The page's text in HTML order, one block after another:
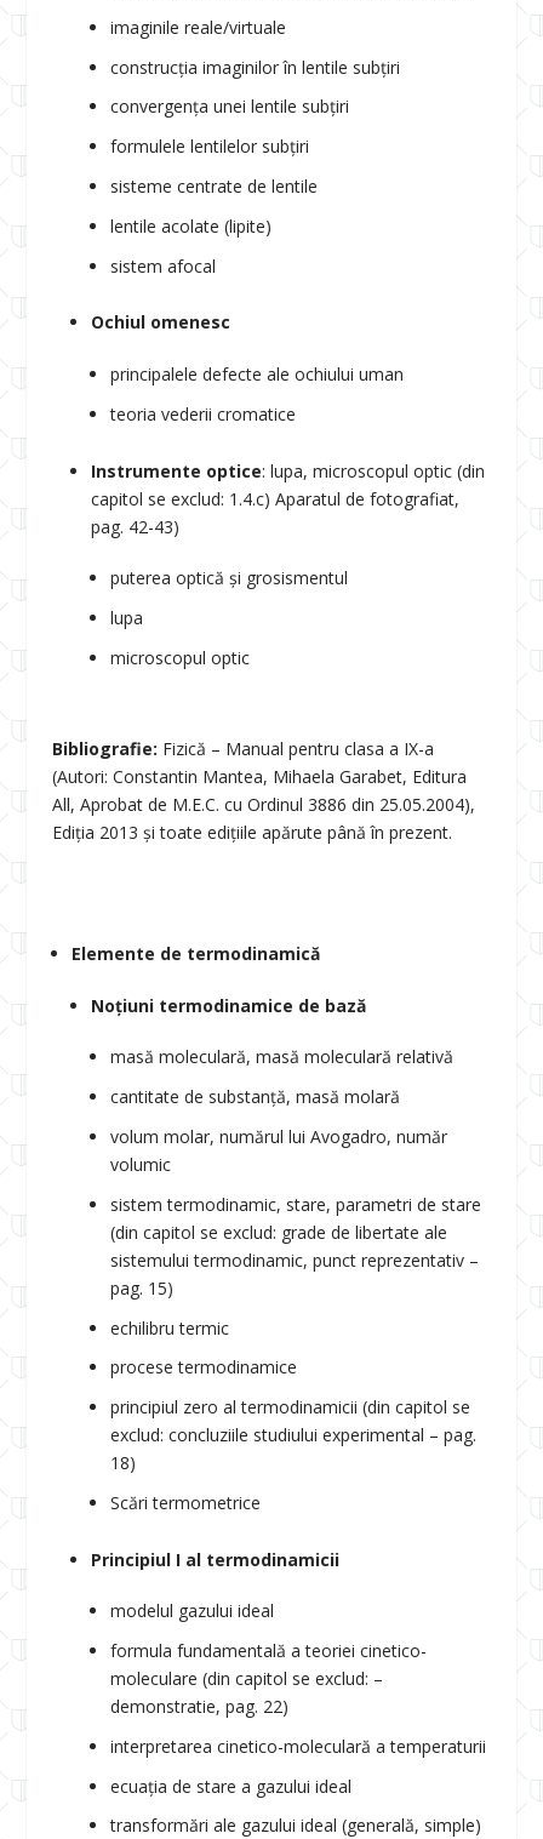
imaginile reale/virtuale
construcția imaginilor în lentile subțiri
convergența unei lentile subțiri
formulele lentilelor subțiri
sisteme centrate de lentile
lentile acolate (lipite)
sistem afocal
Ochiul omenesc
principalele defecte ale ochiului uman
teoria vederii cromatice
Instrumente optice: lupa, microscopul optic (din
capitol se exclud: 1.4.c) Aparatul de fotografiat,
pag. 42-43)
puterea optică și grosismentul
lupa
microscopul optic
Bibliografie: Fizică – Manual pentru clasa a IX-a
(Autori: Constantin Mantea, Mihaela Garabet, Editura
All, Aprobat de M.E.C. cu Ordinul 3886 din 25.05.2004),
Ediția 2013 și toate edițiile apărute până în prezent.
Elemente de termodinamică
Noțiuni termodinamice de bază
masă moleculară, masă moleculară relativă
cantitate de substanță, masă molară
volum molar, numărul lui Avogadro, număr
volumic
sistem termodinamic, stare, parametri de stare
(din capitol se exclud: grade de libertate ale
sistemului termodinamic, punct reprezentativ –
pag. 15)
echilibru termic
procese termodinamice
principiul zero al termodinamicii (din capitol se
exclud: concluziile studiului experimental – pag.
18)
Scări termometrice
Principiul I al termodinamicii
modelul gazului ideal
formula fundamentală a teoriei cinetico-
moleculare (din capitol se exclud: –
demonstratie, pag. 22)
interpretarea cinetico-moleculară a temperaturii
ecuația de stare a gazului ideal
transformări ale gazului ideal (generală, simple)